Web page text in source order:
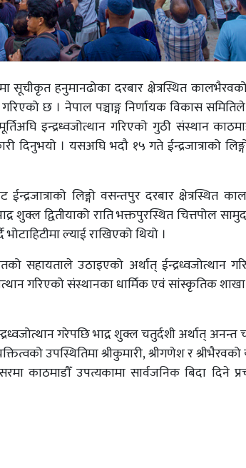
सूचीकृत हनुमानढोका दरबार क्षेत्रस्थित कालभैरवको
गरिएको छ । नेपाल पञ्चाङ्ग निर्णायक विकास
इन्द्रध्वजोत्थान गरिएको गुठी संस्थान
दिनुभयो । यसअघि भदौ १५ गते ईन्द्रजात्राको
ईन्द्रजात्राको लिङ्गो वसन्तपुर दरबार क्षेत्रस्थित
शुक्ल द्वितीयाको राति भक्तपुरस्थित चित्तपोल
ल्याई राखिएको थियो ।
सहायताले उठाइएको अर्थात् ईन्द्रध्वजोत्थान
गरिएको संस्थानका धार्मिक एवं सांस्कृतिक
गरेपछि भाद्र शुक्ल चतुर्दशी अर्थात् अनन्त
उपस्थितिमा श्रीकुमारी, श्रीगणेश र
काठमाडौँ उपत्यकामा सार्वजनिक बिदा